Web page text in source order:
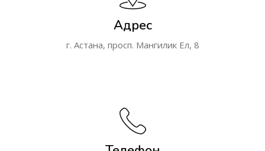
Адрес
г. Астана, просп. Мангилик Ел, 8